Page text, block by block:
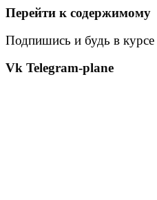
Перейти к содержимому
Подпишись и будь в
Vk Telegram-plane